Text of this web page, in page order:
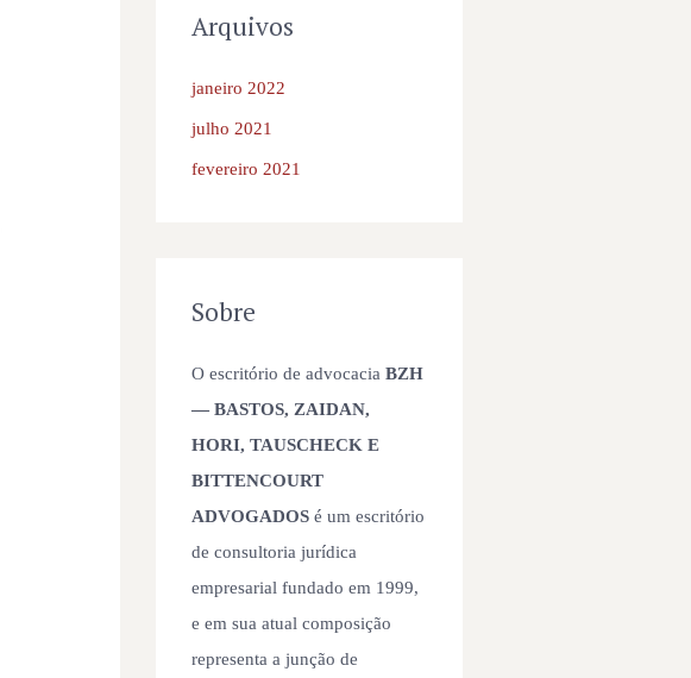
Arquivos
janeiro 2022
julho 2021
fevereiro 2021
Sobre
O escritório de advocacia BZH
— BASTOS, ZAIDAN,
HORI, TAUSCHECK E
BITTENCOURT
ADVOGADOS é um escritório
de consultoria jurídica
empresarial fundado em 1999,
e em sua atual composição
representa a junção de